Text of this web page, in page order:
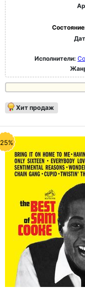
Исполнители:
Хит продаж